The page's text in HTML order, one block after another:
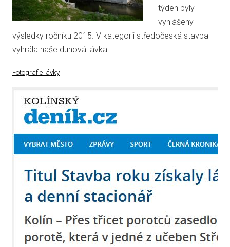
týden byly
vyhlášeny
výsledky ročníku 2015. V kategorii středočeská stavba
vyhrála naše duhová lávka...
Fotografie lávky